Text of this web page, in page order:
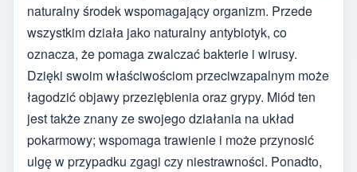
naturalny środek wspomagający organizm. Przede
wszystkim działa jako naturalny antybiotyk, co
oznacza, że pomaga zwalczać bakterie i wirusy.
Dzięki swoim właściwościom przeciwzapalnym może
łagodzić objawy przeziębienia oraz grypy. Miód ten
jest także znany ze swojego działania na układ
pokarmowy; wspomaga trawienie i może przynosić
ulgę w przypadku zgagi czy niestrawności. Ponadto,